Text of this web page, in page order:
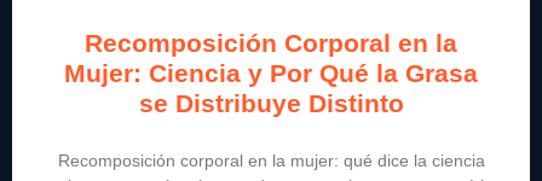
Recomposición Corporal en la
Mujer: Ciencia y Por Qué la Grasa
se Distribuye Distinto
Recomposición corporal en la mujer: qué dice la ciencia